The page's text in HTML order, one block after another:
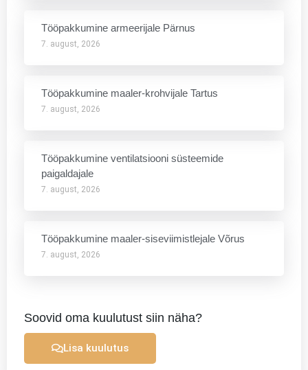
Tööpakkumine armeerijale Pärnus
7. august, 2026
Tööpakkumine maaler-krohvijale Tartus
7. august, 2026
Tööpakkumine ventilatsiooni süsteemide
paigaldajale
7. august, 2026
Tööpakkumine maaler-siseviimistlejale Võrus
7. august, 2026
Soovid oma kuulutust siin näha?
Lisa kuulutus